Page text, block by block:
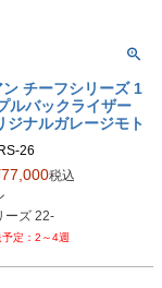
チーフシリーズ 1
ルバックライザー
ジナルガレージモト
26
ブラック
アルミ
クローム
ゴールド
ブルー
77,000税込
2～4週